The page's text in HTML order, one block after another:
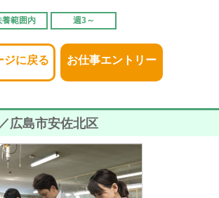
養範囲内 週3～
ジに戻る お仕事エントリー
広島市安佐北区